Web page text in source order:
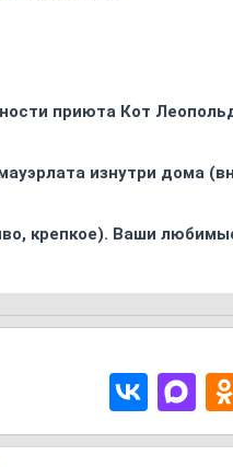
приюта Кот
изнутри дома
крепкое). Ваши